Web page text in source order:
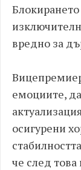
вредно за
емоциите,
осигурени
че след